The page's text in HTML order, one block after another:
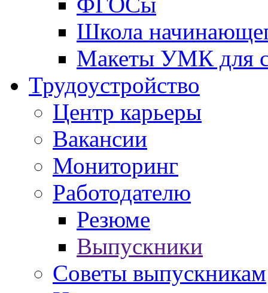
Школа
Макеты УМК для
Трудоустройство
Центр карьеры
Вакансии
Мониторинг
Работодателю
Резюме
Выпускники
Советы выпускникам